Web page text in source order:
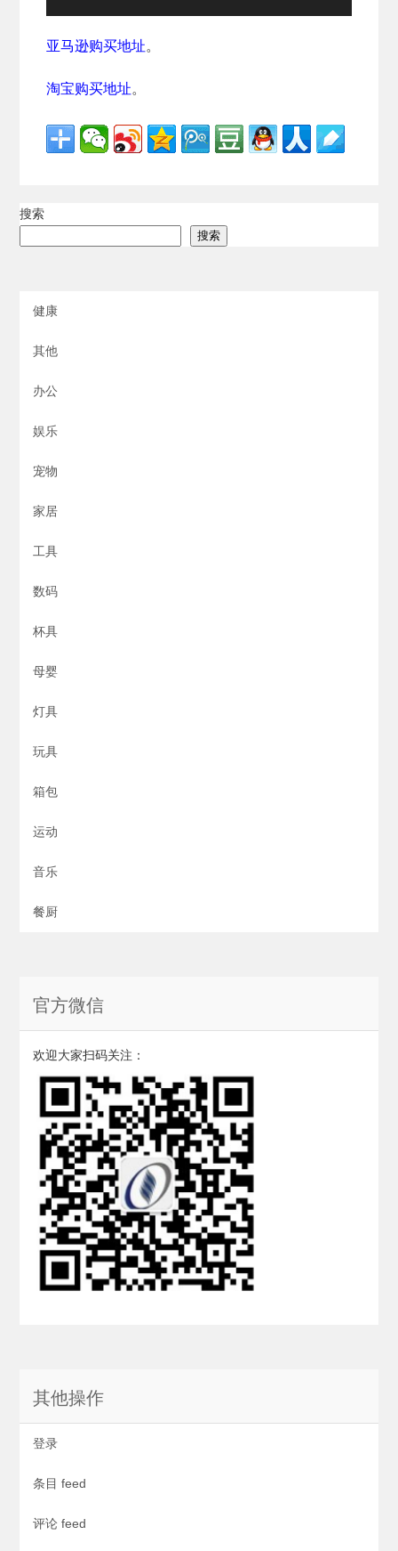
亚马逊购买地址。
淘宝购买地址。
搜索
搜索
健康
其他
办公
娱乐
宠物
家居
工具
数码
杯具
母婴
灯具
玩具
箱包
运动
音乐
餐厨
官方微信
欢迎大家扫码关注：
其他操作
登录
条目 feed
评论 feed